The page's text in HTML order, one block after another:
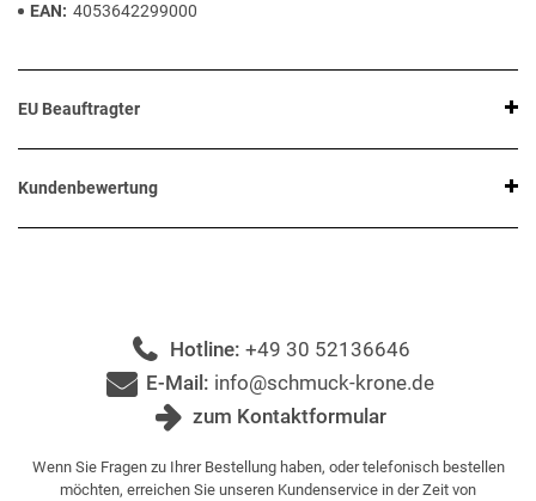
EAN
4053642299000
EU Beauftragter
Kundenbewertung
Hotline: +49 30 52136646
E-Mail: info@schmuck-krone.de
zum Kontaktformular
Wenn Sie Fragen zu Ihrer Bestellung haben, oder telefonisch bestellen
möchten, erreichen Sie unseren Kundenservice in der Zeit von